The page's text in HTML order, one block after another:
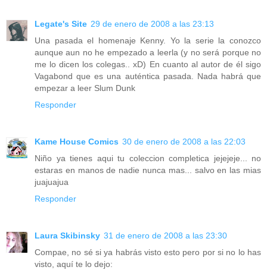
Legate's Site 29 de enero de 2008 a las 23:13
Una pasada el homenaje Kenny. Yo la serie la conozco
aunque aun no he empezado a leerla (y no será porque no
me lo dicen los colegas.. xD) En cuanto al autor de él sigo
Vagabond que es una auténtica pasada. Nada habrá que
empezar a leer Slum Dunk
Responder
Kame House Comics 30 de enero de 2008 a las 22:03
Niño ya tienes aqui tu coleccion completica jejejeje... no
estaras en manos de nadie nunca mas... salvo en las mias
juajuajua
Responder
Laura Skibinsky 31 de enero de 2008 a las 23:30
Compae, no sé si ya habrás visto esto pero por si no lo has
visto, aquí te lo dejo: